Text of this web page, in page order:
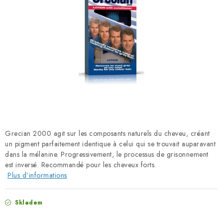
Ma commande
Grecian 2000 agit sur les composants naturels du cheveu, créant
un pigment parfaitement identique à celui qui se trouvait auparavant
dans la mélanine. Progressivement, le processus de grisonnement
est inversé. Recommandé pour les cheveux forts.
Plus d’informations
Skladem